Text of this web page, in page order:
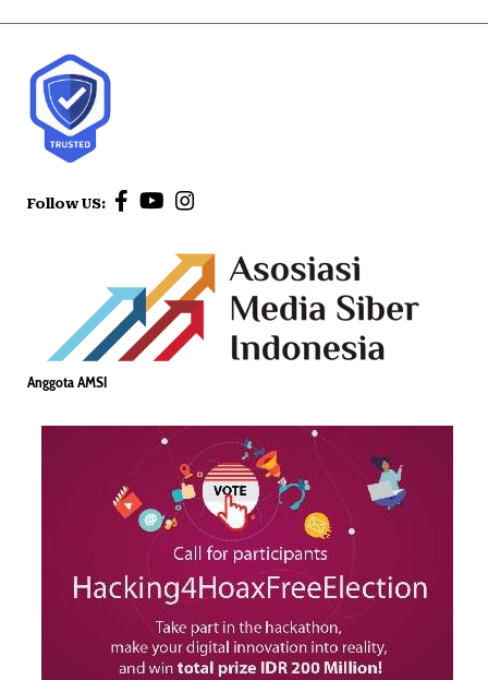
Follow US:
Anggota AMSI